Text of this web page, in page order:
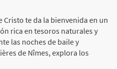
Cristo te da la bienvenida en un
rica en tesoros naturales y
las noches de baile y
de Nîmes, explora los